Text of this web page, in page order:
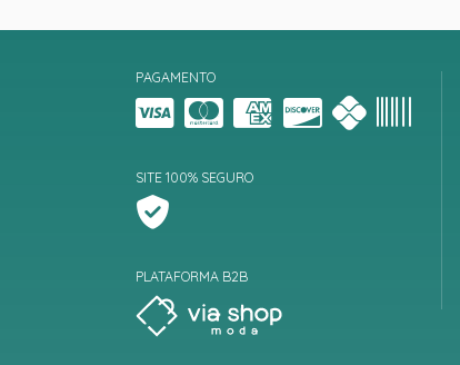
PAGAMENTO
SITE 100% SEGURO
PLATAFORMA B2B